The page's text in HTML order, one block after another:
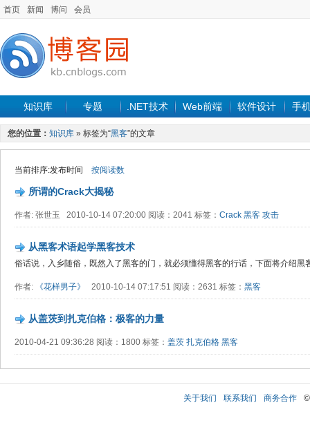
首页 新闻 博问 会员
知识库 专题 .NET技术 Web前端 软件设计 手
您的位置： 知识库 » 标签为“黑客”的文章
当前排序:发布时间 按阅读数
所谓的Crack大揭秘
作者: 张世玉 2010-10-14 07:20:00 阅读：2041 标签： Crack 黑客 攻击
从黑客术语起学黑客技术
俗话说，入乡随俗，既然入了黑客的门，就必须懂得黑客的行话，下面将介绍黑
作者: 《花样男子》 2010-10-14 07:17:51 阅读：2631 标签： 黑客
从盖茨到扎克伯格：极客的力量
2010-04-21 09:36:28 阅读：1800 标签： 盖茨 扎克伯格 黑客
关于我们 联系我们 商务合作